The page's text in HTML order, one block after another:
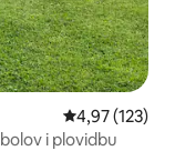
Prosječna
4,97 (123)
i plovidbu